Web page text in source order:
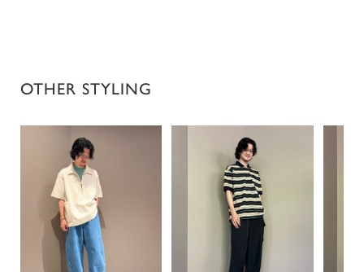
OTHER STYLING